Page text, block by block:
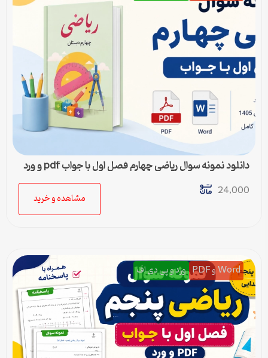
دانلود نمونه سوال ریاضی چهارم فصل اول با جواب pdf و ورد
24,000
مشاهده و خرید
Word و PDF ورد و پی دی اف